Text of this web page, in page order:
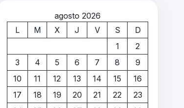
agosto 2026
L
M X J V S
D
1
2
3
4 5 6 7 8
9
10
11 12 13 14 15
16
17
18 19 20 21 22
23